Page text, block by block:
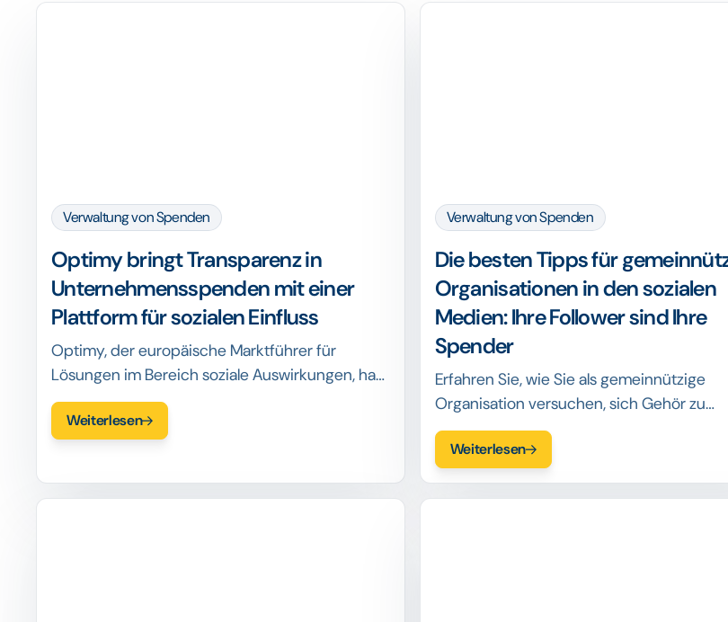
Verwaltung von Spenden
Optimy bringt Transparenz in
Unternehmensspenden mit einer
Plattform für sozialen Einfluss
Optimy, der europäische Marktführer für
Lösungen im Bereich soziale Auswirkungen, hat
heute eine neue Plattform ins Leben gerufen,
die Unternehmen auf der ganzen Welt dabei
Weiterlesen
Verwaltung von Spenden
Die besten Tipps für
Organisationen in den sozialen
Medien: Ihre Follower sind Ihre
Spender
Erfahren Sie, wie Sie als gemeinnützige
Organisation versuchen, sich Gehör zu
verschaffen, und wie Sie die sozialen
nutzen können, um die beste Zielgruppe zu
Weiterlesen